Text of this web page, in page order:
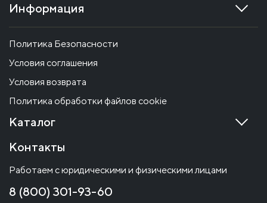
Информация
Политика Безопасности
Условия соглашения
Условия возврата
Политика обработки файлов cookie
Каталог
Контакты
Работаем с юридическими и физическими лицами
8 (800) 301-93-60